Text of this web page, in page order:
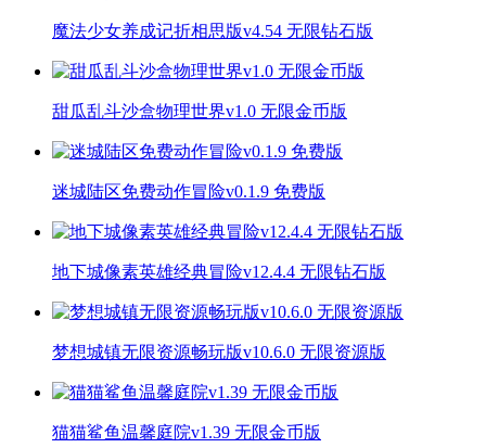
魔法少女养成记折相思版v4.54 无限钻石版
甜瓜乱斗沙盒物理世界v1.0 无限金币版
迷城陆区免费动作冒险v0.1.9 免费版
地下城像素英雄经典冒险v12.4.4 无限钻石版
梦想城镇无限资源畅玩版v10.6.0 无限资源版
猫猫鲨鱼温馨庭院v1.39 无限金币版